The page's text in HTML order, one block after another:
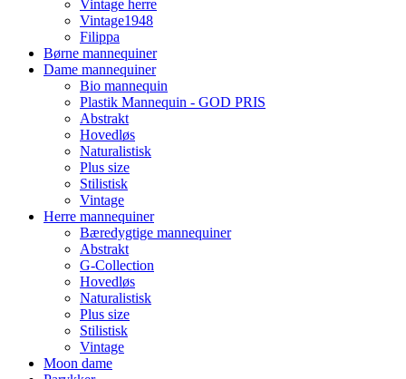
Vintage herre
Vintage1948
Filippa
Børne mannequiner
Dame mannequiner
Bio mannequin
Plastik Mannequin - GOD PRIS
Abstrakt
Hovedløs
Naturalistisk
Plus size
Stilistisk
Vintage
Herre mannequiner
Bæredygtige mannequiner
Abstrakt
G-Collection
Hovedløs
Naturalistisk
Plus size
Stilistisk
Vintage
Moon dame